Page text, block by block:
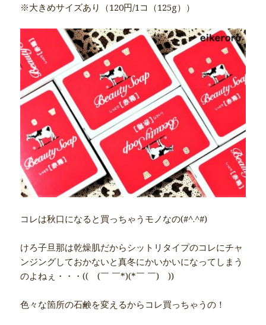
※大きめサイズあり（120円/1コ（125g））
コレは秋口になると買っちゃうモノなの(#^.^#)
けろ子旦那は乾燥肌だからシットリタイプのコレにチャ
ンジングしておかないと真冬にかいかいになってしまう
のよねぇ・・・(( (￣ ￣*)(*￣ ￣) ))
色々な箇所の石鹸を変えるからコレ買っちゃうの！